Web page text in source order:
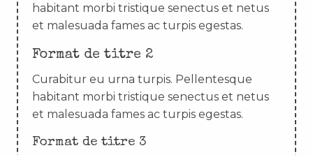
habitant morbi tristique senectus et netus
et malesuada fames ac turpis egestas.
Format de titre 2
Curabitur eu urna turpis. Pellentesque
habitant morbi tristique senectus et netus
et malesuada fames ac turpis egestas.
Format de titre 3